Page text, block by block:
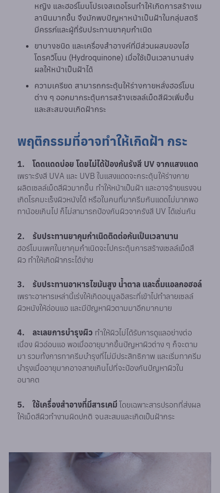
หญิง และฮอร์โมนโปรเจสเตอโรนทำให้เกิดการสร้างเม
ลานินมากขึ้น จึงมักพบปัญหาหน้าเป็นฝ้าในกลุ่มสตรี
มีครรภ์และผู้ที่รับประทานยาคุมกำเนิด
ยาบางชนิด และเครื่องสำอางค์ที่มีส่วนผสมของไฮ
โดรควิโนน (Hydroquinone) เมื่อใช้เป็นเวลานานส่ง
ผลให้หน้าเป็นฝ้าได้
ความเครียด สามารถกระตุ้นให้ร่างกายหลั่งฮอร์โมน
ต่าง ๆ ออกมากระตุ้นการสร้างเซลล์เม็ดสีผิวเพิ่มขึ้น
และสะสมจนเกิดฝ้ากระ
พฤติกรรมที่อาจทำให้เกิดฝ้า กระ
1. โดดแดดบ่อย โดยไม่ได้ป้องกันรังสี UV จากแสงแดด
เพราะรังสี UVA และ UVB ในแสงแดดจะกระตุ้นให้ร่างกาย
ผลิตเซลล์เม็ดสีผิวมากขึ้น ทำให้หน้าเป็นฝ้า และอาจร้ายแรงจน
เกิดโรคมะเร็งผิวหนังได้ หรือในคนที่มาครีมกันแดดไม่มากพอ
ทาน้อยเกินไป ก็ไม่สามารถป้องกันผิวจากรังสี UV ได้เช่นกัน
2. รับประทานยาคุมกำเนิดติดต่อกันเป็นเวลานาน
ฮอร์โมนเพศในยาคุมกำเนิดจะไปกระตุ้นการสร้างเซลล์เม็ดสี
ผิว ทำให้เกิดฝ้ากระได้ง่าย
3. รับประทานอาหารไขมันสูง น้ำตาล และดื่มแอลกอฮอล์
เพราะอาหารเหล่านี้เร่งให้เกิดอนุมูลอิสระที่เข้าไปทำลายเซลล์
ผิวหนังให้อ่อนแอ และมีปัญหาผิวตามมาอีกมากมาย
4. ละเลยการบำรุงผิว ทำให้ผิวไม่ได้รับการดูแลอย่างต่อ
เนื่อง ผิวอ่อนแอ พอเมื่ออายุมากขึ้นปัญหาผิวต่าง ๆ ก็จะตาม
มา รวมทั้งการทาครีมบำรุงที่ไม่มีประสิทธิภาพ และเริ่มทาครีม
บำรุงเมื่ออายุมากอาจสายเกินไปที่จะป้องกันปัญหาผิวใน
อนาคต
5. ใช้เครื่องสำอางที่มีสารเคมีโดยเฉพาะสารปรอทที่ส่งผล
ให้เม็ดสีผิวทำงานผิดปกติ จนสะสมและเกิดเป็นฝ้ากระ